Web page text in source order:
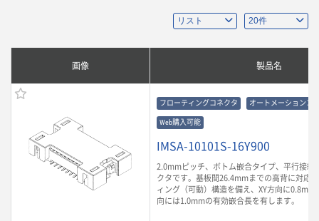
画像 製品名
フローティングコネクタ オートメーションコ
Web購入可能
IMSA-10101S-16Y900
2.0mmピッチ、ボトム嵌合タイプ、平行接続
クタです。基板間26.4mmまでの高背に対応
ィング（可動）構造を備え、XY方向に
向には1.0mmの有効嵌合長を有します。